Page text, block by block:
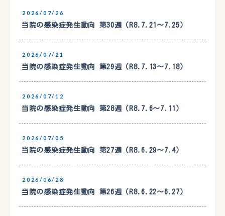
2026/07/26
当院の感染症発生動向 第30週（R8.7.21〜7.25）
2026/07/21
当院の感染症発生動向 第29週（R8.7.13〜7.18）
2026/07/12
当院の感染症発生動向 第28週（R8.7.6〜7.11）
2026/07/05
当院の感染症発生動向 第27週（R8.6.29〜7.4）
2026/06/28
当院の感染症発生動向 第26週（R8.6.22〜6.27）